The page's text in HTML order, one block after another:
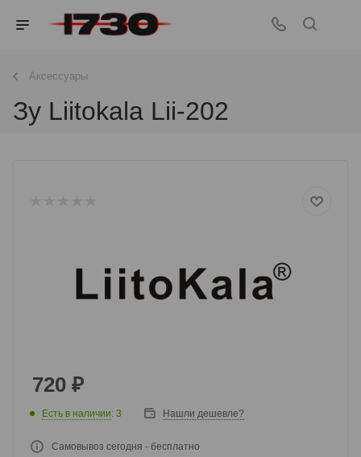
Аксессуары
Зу Liitokala Lii-202
720 ₽
Есть в наличии: 3 Нашли дешевле?
Самовывоз сегодня - бесплатно